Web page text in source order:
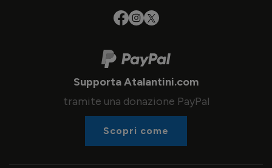
Supporta Atalantini.com
tramite una donazione PayPal
Scopri come